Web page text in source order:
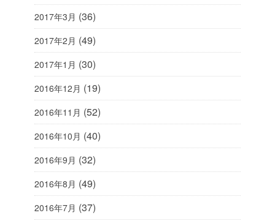
2017年3月 (36)
2017年2月 (49)
2017年1月 (30)
2016年12月 (19)
2016年11月 (52)
2016年10月 (40)
2016年9月 (32)
2016年8月 (49)
2016年7月 (37)